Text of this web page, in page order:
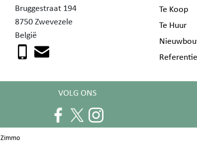
Bruggestraat 194
8750 Zwevezele
België
Te Koop
Te Huur
VOLG ONS
Zimmo